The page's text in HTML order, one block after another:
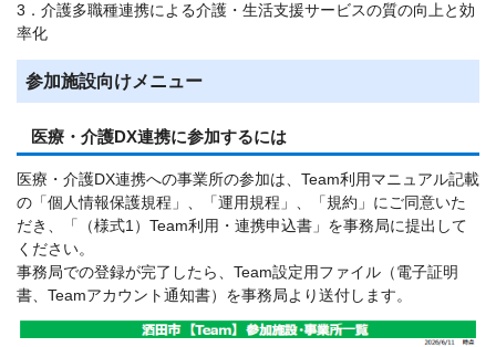
3．介護多職種連携による介護・生活支援サービスの質の向上と効
率化
参加施設向けメニュー
医療・介護DX連携に参加するには
医療・介護DX連携への事業所の参加は、Team利用マニュアル記載
の「個人情報保護規程」、「運用規程」、「規約」にご同意いた
だき、「（様式1）Team利用・連携申込書」を事務局に提出して
ください。
事務局での登録が完了したら、Team設定用ファイル（電子証明
書、Teamアカウント通知書）を事務局より送付します。